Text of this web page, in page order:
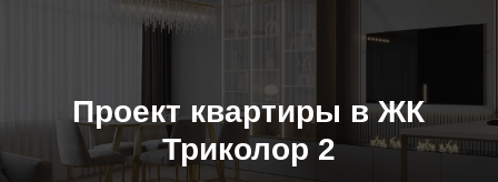
Проект квартиры в ЖК
Триколор 2